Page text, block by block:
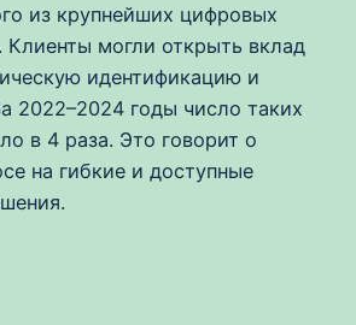
из крупнейших цифровых
Клиенты могли открыть вклад
идентификацию и
2022–2024 годы число таких
в 4 раза. Это говорит о
на гибкие и доступные